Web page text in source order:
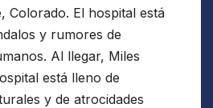
Colorado. El hospital está
y rumores de
Al llegar, Miles
está lleno de
y de atrocidades